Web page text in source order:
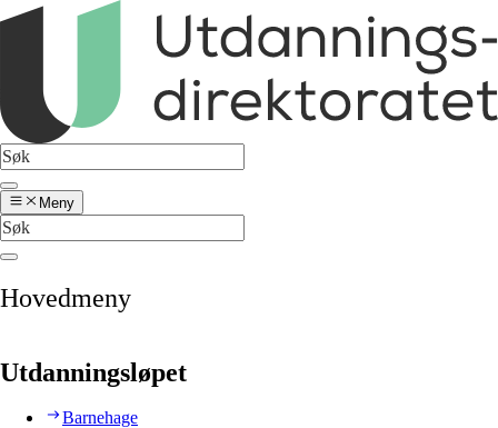
Meny
Hovedmeny
Utdanningsløpet
Barnehage